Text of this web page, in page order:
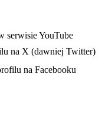
serwisie YouTube
na X (dawniej Twitter)
na Facebooku